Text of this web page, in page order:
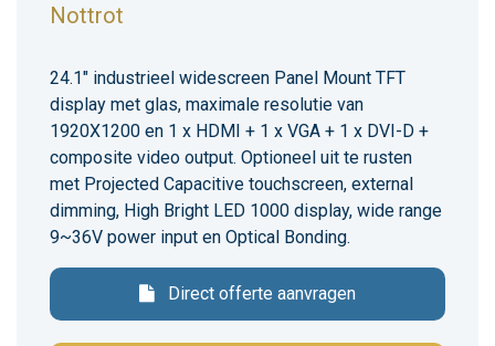
Nottrot
24.1" industrieel widescreen Panel Mount TFT
display met glas, maximale resolutie van
1920X1200 en 1 x HDMI + 1 x VGA + 1 x DVI-D +
composite video output. Optioneel uit te rusten
met Projected Capacitive touchscreen, external
dimming, High Bright LED 1000 display, wide range
9~36V power input en Optical Bonding.
Direct offerte aanvragen